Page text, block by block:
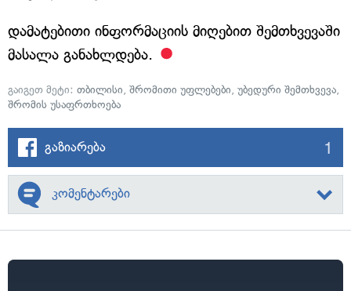
დამატებითი ინფორმაციის მიღებით შემთხვევაში
მასალა განახლდება.
გაიგეთ მეტი: თბილისი, შრომითი უფლებები, უბედური შემთხვევა,
შრომის უსაფრთხოება
გაზიარება 1
კომენტარები